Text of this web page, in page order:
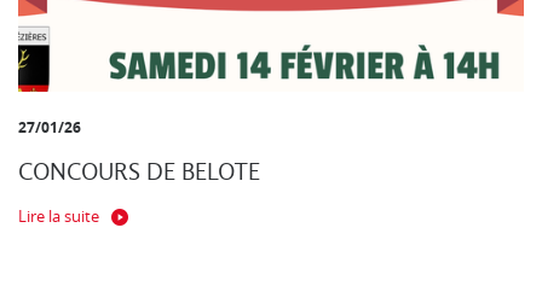
27/01/26
CONCOURS DE BELOTE
Lire la suite